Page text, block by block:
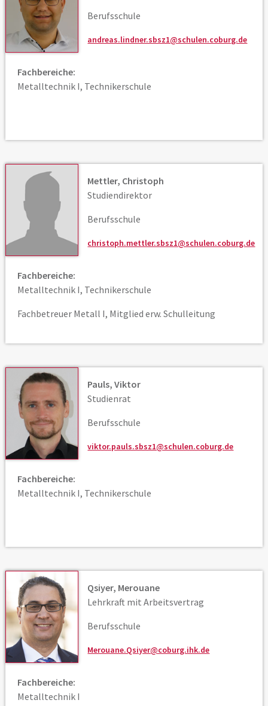
Berufsschule
andreas.lindner.sbsz1@schulen.coburg.de
Fachbereiche:
Metalltechnik I, Technikerschule
Mettler, Christoph
Studiendirektor
Berufsschule
christoph.mettler.sbsz1@schulen.coburg.de
Fachbereiche:
Metalltechnik I, Technikerschule
Fachbetreuer Metall I, Mitglied erw. Schulleitung
Pauls, Viktor
Studienrat
Berufsschule
viktor.pauls.sbsz1@schulen.coburg.de
Fachbereiche:
Metalltechnik I, Technikerschule
Qsiyer, Merouane
Lehrkraft mit Arbeitsvertrag
Berufsschule
Merouane.Qsiyer@coburg.ihk.de
Fachbereiche:
Metalltechnik I